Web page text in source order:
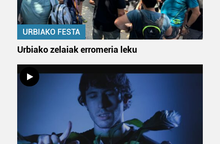
URBIAKO FESTA
Urbiako zelaiak erromeria leku